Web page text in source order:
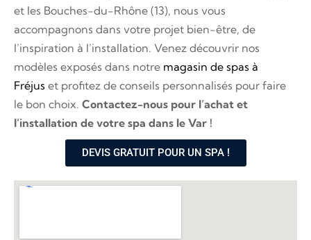
et les Bouches-du-Rhône (13), nous vous
accompagnons dans votre projet bien-être, de
l’inspiration à l’installation. Venez découvrir nos
modèles exposés dans notre magasin de spas à
Fréjus et profitez de conseils personnalisés pour faire
le bon choix. Contactez-nous pour l’achat et
l’installation de votre spa dans le Var !
DEVIS GRATUIT POUR UN SPA !